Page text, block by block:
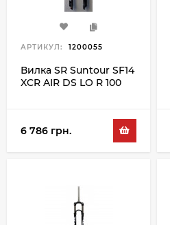
АРТИКУЛ: 1200055
Вилка SR Suntour SF14
XCR AIR DS LO R 100
6 786 грн.